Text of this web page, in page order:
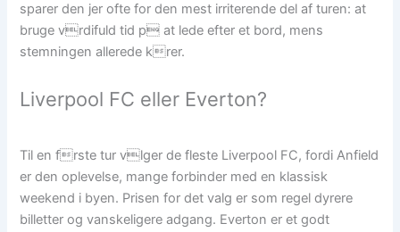
sparer den jer ofte for den mest irriterende del af turen: at
bruge vrdifuld tid p at lede efter et bord, mens
stemningen allerede krer.
Liverpool FC eller Everton?
Til en frste tur vlger de fleste Liverpool FC, fordi Anfield
er den oplevelse, mange forbinder med en klassisk
weekend i byen. Prisen for det valg er som regel dyrere
billetter og vanskeligere adgang. Everton er et godt